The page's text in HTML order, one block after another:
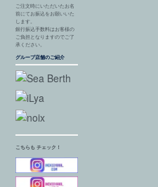
ご注文時にいただいたお名
前にてお振込をお願いいた
します。
銀行振込手数料はお客様の
ご負担となりますのでご了
承ください。
グループ店舗のご紹介
こちらも チェック！